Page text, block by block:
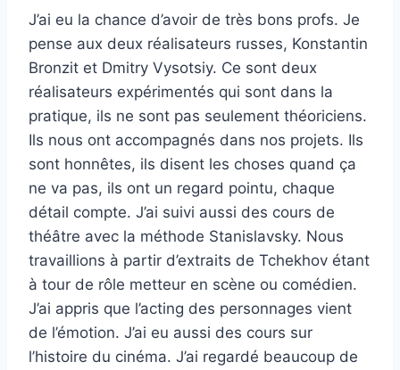
J’ai eu la chance d’avoir de très bons profs. Je
pense aux deux réalisateurs russes, Konstantin
Bronzit et Dmitry Vysotsiy. Ce sont deux
réalisateurs expérimentés qui sont dans la
pratique, ils ne sont pas seulement théoriciens.
Ils nous ont accompagnés dans nos projets. Ils
sont honnêtes, ils disent les choses quand ça
ne va pas, ils ont un regard pointu, chaque
détail compte. J’ai suivi aussi des cours de
théâtre avec la méthode Stanislavsky. Nous
travaillions à partir d’extraits de Tchekhov étant
à tour de rôle metteur en scène ou comédien.
J’ai appris que l’acting des personnages vient
de l’émotion. J’ai eu aussi des cours sur
l’histoire du cinéma. J’ai regardé beaucoup de